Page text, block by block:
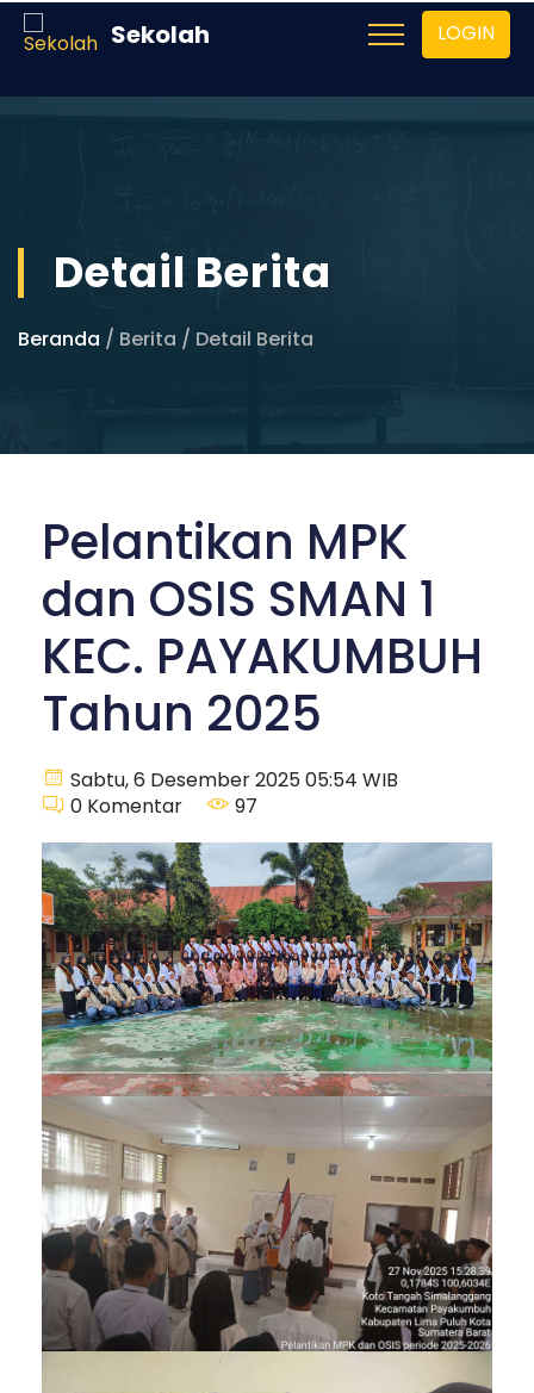
Sekolah LOGIN
Detail Berita
Beranda / Berita / Detail Berita
Pelantikan MPK
dan OSIS SMAN 1
KEC. PAYAKUMBUH
Tahun 2025
Sabtu, 6 Desember 2025 05:54 WIB
0 Komentar 97